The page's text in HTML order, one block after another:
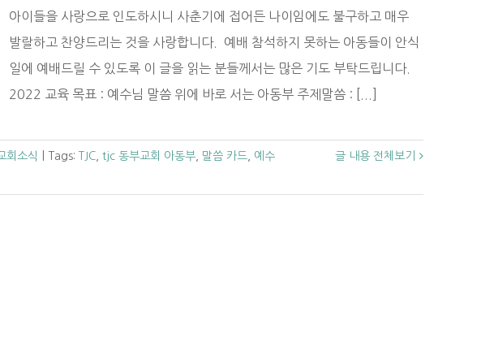
아이들을 사랑으로 인도하시니 사춘기에 접어든 나이임에도 불구하고 매우
발랄하고 찬양드리는 것을 사랑합니다. 예배 참석하지 못하는 아동들이 안식
일에 예배드릴 수 있도록 이 글을 읽는 분들께서는 많은 기도 부탁드립니다.
2022 교육 목표 : 예수님 말씀 위에 바로 서는 아동부 주제말씀 : [...]
회소식 Tags: TJC tjc 동부교회 아동부 말씀 카드
예수
글 내용 전체보기